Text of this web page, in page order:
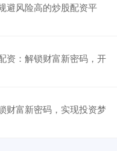
避风险高的炒股配资平
资：解锁财富新密码，开
财富新密码，实现投资梦